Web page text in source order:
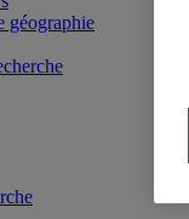
géographie